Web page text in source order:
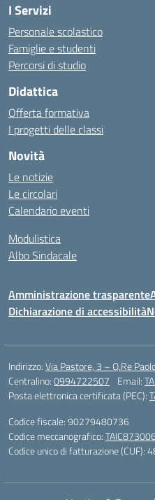
I Servizi
Personale scolastico
Famiglie e studenti
Percorsi di studio
Didattica
Offerta formativa
I progetti delle classi
Novità
Le notizie
Le circolari
Calendario eventi
Modulistica
Albo Sindacale
Amministrazione trasparente
Dichiarazione di accessibilità
Indirizzo:Via Pastore, 3 – Q.Re
Centralino:0994722507 Email:
Posta elettronica certificata (PEC):
Codice fiscale: 90279480736
Codice meccanografico:TAIC873006
Codice unico di fatturazione (CUF):